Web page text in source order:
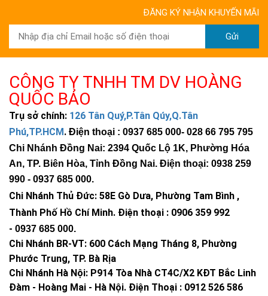
ĐĂNG KÝ NHẬN KHUYẾN MÃI
Gửi
CÔNG TY TNHH TM DV HOÀNG
QUỐC BẢO
Trụ sở chính: 126 Tân Quý,P.Tân Qúy,Q.Tân
Phú,TP.HCM. Điện thoại : 0937 685 000- 028 66 795 795
Chi Nhánh Đồng Nai: 2394 Quốc Lộ 1K, Phường Hóa
An, TP. Biên Hòa, Tỉnh Đồng Nai. Điện thoại: 0938 259
990 - 0937 685 000.
Chi Nhánh Thủ Đức: 58E Gò Dưa, Phường Tam Bình ,
Thành Phố Hồ Chí Minh. Điện thoại : 0906 359 992
- 0937 685 000.
Chi Nhánh BR-VT: 600 Cách Mạng Tháng 8, Phường
Phước Trung, TP. Bà Rịa
Chi Nhánh Hà Nội: P914 Tòa Nhà CT4C/X2 KĐT Bắc Linh
Đàm - Hoàng Mai - Hà Nội. Điện Thoại : 0912 526 586